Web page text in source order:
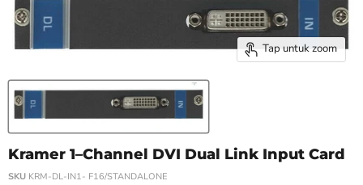
Tap untuk zoom
Kramer 1–Channel DVI Dual Link Input Card
SKU KRM-DL-IN1- F16/STANDALONE